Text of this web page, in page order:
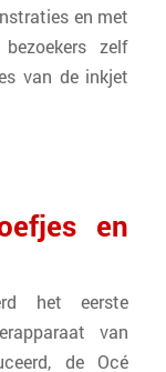
en met
zelf
van de inkjet
en
het eerste
van
de Océ